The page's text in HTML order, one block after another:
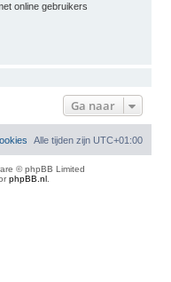
online gebruikers
Ga naar
Alle tijden zijn UTC+01:00
© phpBB Limited
phpBB.nl